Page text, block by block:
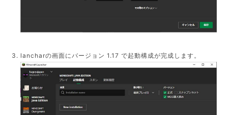
lancharの画面にバージョン 1.17 で起動構成が完成します。